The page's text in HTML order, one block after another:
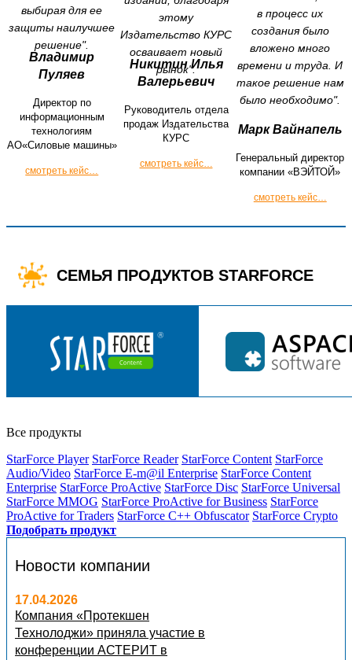
выбирая для ее
защиты наилучшее
решение".
Владимир
Пуляев
Директор по
информационным
технологиям
АО«Силовые машины»
смотреть кейс…
этому
Издательство КУРС
осваивает новый
рынок".
Никитин Илья
Валерьевич
Руководитель отдела
продаж Издательства
КУРС
смотреть кейс…
в процесс их
создания было
вложено много
времени и труда. И
такое решение нам
было необходимо".
Марк Вайнапель
Генеральный директор
компании «ВЭЙТОЙ»
смотреть кейс…
СЕМЬЯ ПРОДУКТОВ STARFORCE
Все продукты
StarForce Player StarForce Reader StarForce Content StarForce
Audio/Video StarForce E-m@il Enterprise StarForce Content
Enterprise StarForce ProActive StarForce Disc StarForce Universal
StarForce MMOG StarForce ProActive for Business StarForce
ProActive for Traders StarForce C++ Obfuscator StarForce Crypto
Подобрать продукт
Новости компании
17.04.2026
Компания «Протекшен
Технолоджи» приняла участие в
конференции АСТЕРИТ в